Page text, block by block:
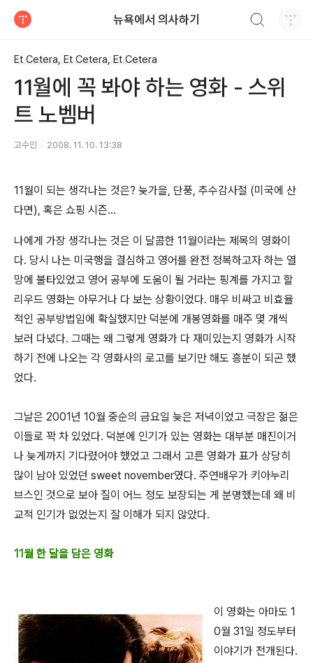
뉴욕에서 의사하기
Et Cetera, Et Cetera, Et Cetera
11월에 꼭 봐야 하는 영화 - 스위
트 노벰버
고수민 2008. 11. 10. 13:38
11월이 되는 생각나는 것은? 늦가을, 단풍, 추수감사절 (미국에 산
다면), 혹은 쇼핑 시즌…
나에게 가장 생각나는 것은 이 달콤한 11월이라는 제목의 영화이
다. 당시 나는 미국행을 결심하고 영어를 완전 정복하고자 하는 열
망에 불타있었고 영어 공부에 도움이 될 거라는 핑계를 가지고 할
리우드 영화는 아무거나 다 보는 상황이었다. 매우 비싸고 비효율
적인 공부방법임에 확실했지만 덕분에 개봉영화를 매주 몇 개씩
보러 다녔다. 그때는 왜 그렇게 영화가 다 재미있는지 영화가 시작
하기 전에 나오는 각 영화사의 로고를 보기만 해도 흥분이 되곤 했
었다.
그날은 2001년 10월 중순의 금요일 늦은 저녁이었고 극장은 젊은
이들로 꽉 차 있었다. 덕분에 인기가 있는 영화는 대부분 매진이거
나 늦게까지 기다렸어야 했었고 그래서 고른 영화가 표가 상당히
많이 남아 있었던 sweet november였다. 주연배우가 키아누리
브스인 것으로 보아 질이 어느 정도 보장되는 게 분명했는데 왜 비
교적 인기가 없었는지 잘 이해가 되지 않았다.
11월 한 달을 담은 영화
이 영화는 아마도 1
0월 31일 정도부터
이야기가 전개된다.